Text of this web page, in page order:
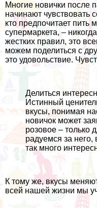
Многие новички после
начинают чувствовать
кто предпочитает пить
супермаркета, –
жестких правил, это
можем поделиться с
это удовольствие.
Делиться
Истинный
вкусы, понимая
новичок может
розовое – только
радуемся за него,
так много
К тому же, вкусы
всей нашей жизни мы